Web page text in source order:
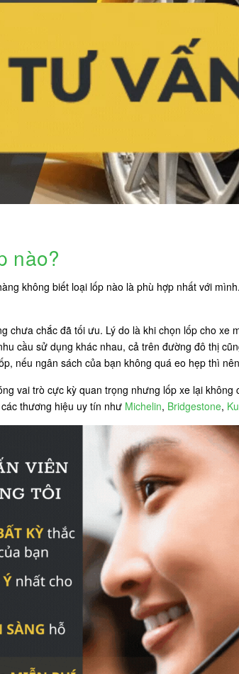
nào?
không biết loại lốp nào là phù hợp nhất với
chưa chắc đã tối ưu. Lý do là khi chọn lốp cho
cầu sử dụng khác nhau, cả trên đường đô thị
nếu ngân sách của bạn không quá eo hẹp thì
vai trò cực kỳ quan trọng nhưng lốp xe lại
thương hiệu uy tín như Michelin, Bridgestone,